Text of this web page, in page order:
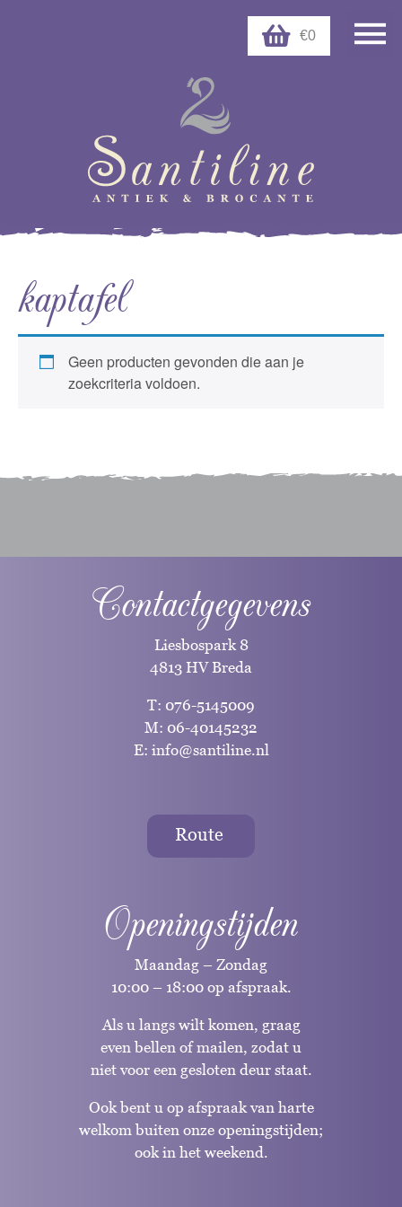
€0
kaptafel
Geen producten gevonden die aan je
zoekcriteria voldoen.
Contactgegevens
Liesbospark 8
4813 HV Breda
T: 076-5145009
M: 06-40145232
E: info@santiline.nl
Route
Openingstijden
Maandag – Zondag
10:00 – 18:00 op afspraak.
Als u langs wilt komen, graag
even bellen of mailen, zodat u
niet voor een gesloten deur staat.
Ook bent u op afspraak van harte
welkom buiten onze openingstijden;
ook in het weekend.